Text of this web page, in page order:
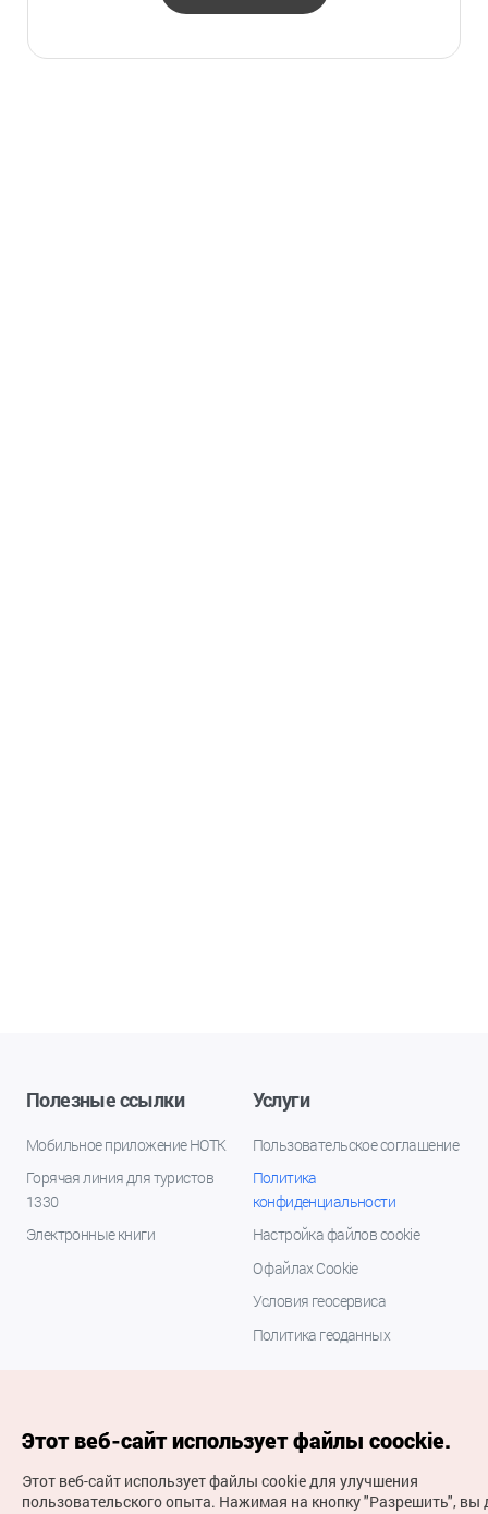
Полезные ссылки
Мобильное приложение НОТК
Горячая линия для туристов
1330
Электронные книги
Услуги
Пользовательское соглашение
Политика
конфиденциальности
Настройка файлов cookie
О файлах Cookie
Условия геосервиса
Политика геоданных
Этот веб-сайт использует файлы coockie.
Этот веб-сайт использует файлы cookie для улучшения
пользовательского опыта. Нажимая на кнопку "Разрешить", вы